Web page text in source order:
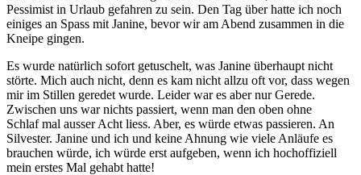
Pessimist in Urlaub gefahren zu sein. Den Tag über hatte ich noch
einiges an Spass mit Janine, bevor wir am Abend zusammen in die
Kneipe gingen.
Es wurde natürlich sofort getuschelt, was Janine überhaupt nicht
störte. Mich auch nicht, denn es kam nicht allzu oft vor, dass wegen
mir im Stillen geredet wurde. Leider war es aber nur Gerede.
Zwischen uns war nichts passiert, wenn man den oben ohne
Schlaf mal ausser Acht liess. Aber, es würde etwas passieren. An
Silvester. Janine und ich und keine Ahnung wie viele Anläufe es
brauchen würde, ich würde erst aufgeben, wenn ich hochoffiziell
mein erstes Mal gehabt hatte!